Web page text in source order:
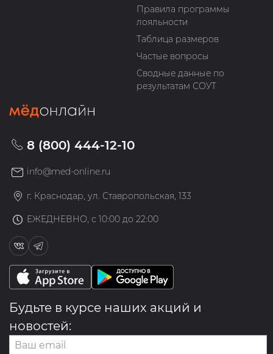
Правила программы
лояльности
Таблица размеров
Частые вопросы
Сводные данные по
результатам СОУТ
8 (800) 444-12-10
info@med-online.ru
г. Краснодар, ул. Ставропольская, 133
ЕЖЕДНЕВНО, с 10:00 до 22:00
Будьте в курсе наших акций и
новостей: